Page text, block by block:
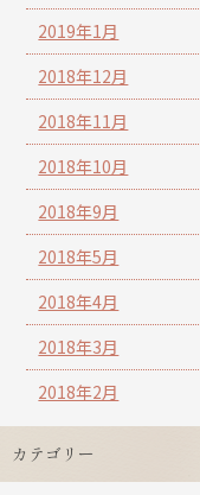
2019年1月
2018年12月
2018年11月
2018年10月
2018年9月
2018年5月
2018年4月
2018年3月
2018年2月
カテゴリー